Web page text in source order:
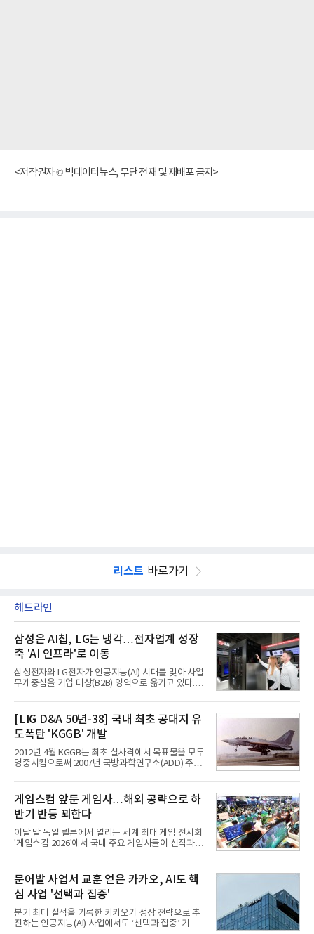
<저작권자 © 빅데이터뉴스, 무단 전재 및 재배포 금지>
리스트 바로가기
헤드라인
삼성은 AI칩, LG는 냉각…전자업계 성장
축 'AI 인프라'로 이동
삼성전자와 LG전자가 인공지능(AI) 시대를 맞아 사업
무게중심을 기업 대상(B2B) 영역으로 옮기고 있다.
접어든 가운데 삼성전자는 AI 반도체를 중심으로 데
이터센터 생태계 공략을 강화하고 LG전자는 냉각솔
루션·전장·로봇 등 기업용 솔루션 사업 확대에 속도를
내고 있다.9일 업계에 따르면 LG전자는 2분기 생활가
전과 프리미엄 제품 경쟁력에 더해 B2B 사업 확대 효
과로 수익성을 방어한 반면 삼성전자는 디바이스경험
(DX) 부문의 TV·생활가전 수익성이 악화됐다. 대신 삼
사업 확대
[LIG D&A 50년-38] 국내 최초 공대지 유
도폭탄 'KGGB' 개발
2012년 4월 KGGB는 최초 실사격에서 목표물을 모두
명중시킴으로써 2007년 국방과학연구소(ADD) 주관
체로 참여했다. 체계개발에는 총 400여억 원의 개발
비와 62개월의 기간이 소요됐다. 한국형 GPS 유도폭
탄 KGGB(Korea GPS Guided Bomb)는 국내 최초
의 공대지 유도폭탄으로 2012년에 최종 전투용 적합
판정을 받았다.우리 공군이 운용하는 모든 전투기에
탑재할 수 있는 KGGB는 일반목적폭탄(General
Purpose Bomb)에 장착하여 운용토록 개발됐다.이
는 조종사가 휴대하는 명령통신장치(PDU, P
게임스컴 앞둔 게임사…해외 공략으로 하
반기 반등 꾀한다
이달 말 독일 쾰른에서 열리는 세계 최대 게임 전시회
'게임스컴 2026'에서 국내 주요 게임사들이 신작과 글
체별로 엇갈린 가운데 하반기 신작 흥행과 해외 시장
성과가 실적을 좌우할 핵심 변수로 떠오르고 있다.8일
업계에 따르면 올해 상반기 게임업계는 기업별 성적
표가 크게 갈렸다. 대표적으로 크래프톤은 'PUBG: 배
틀그라운드'의 안정적인 성장에 힘입어 상반기 연결
기준 매출 2조6616억원, 영업이익 9725억원으로 역
대 최대 실적을 기록했다. 엔씨도 올해 출시한 '아이온
문어발 사업서 교훈 얻은 카카오, AI도 핵
심 사업 '선택과 집중'
분기 최대 실적을 기록한 카카오가 성장 전략으로 추
진하는 인공지능(AI) 사업에서도 ‘선택과 집중’ 기조